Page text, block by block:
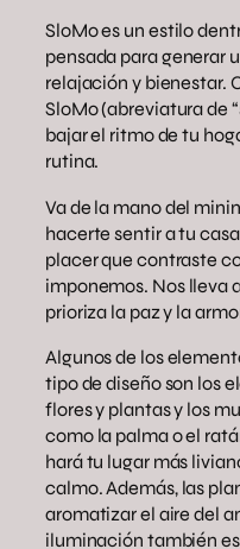
SloMo es un estilo
pensada para generar
relajación y bienestar.
SloMo (abreviatura de
bajar el ritmo de tu
rutina.
Va de la mano del
hacerte sentir a tu
placer que contraste
imponemos. Nos lleva
prioriza la paz y la
Algunos de los
tipo de diseño son los
flores y plantas y los
como la palma o el
hará tu lugar más
calmo. Además, las
aromatizar el aire del
iluminación también